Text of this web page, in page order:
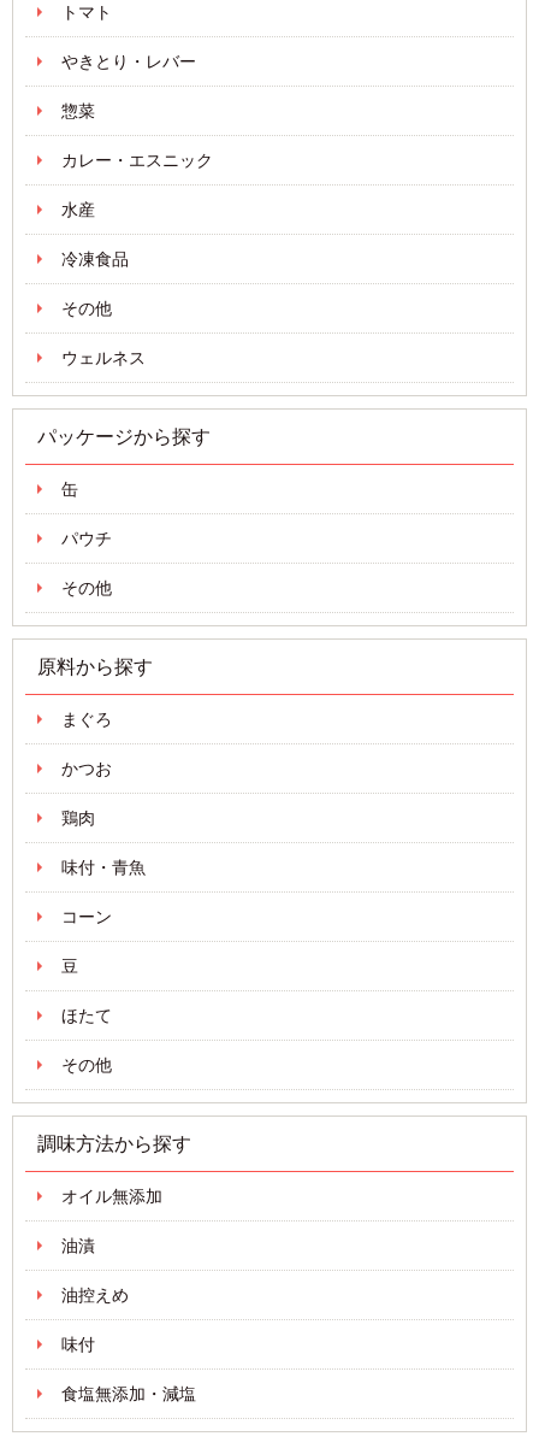
トマト
やきとり・レバー
惣菜
カレー・エスニック
水産
冷凍食品
その他
ウェルネス
パッケージから探す
缶
パウチ
その他
原料から探す
まぐろ
かつお
鶏肉
味付・青魚
コーン
豆
ほたて
その他
調味方法から探す
オイル無添加
油漬
油控えめ
味付
食塩無添加・減塩